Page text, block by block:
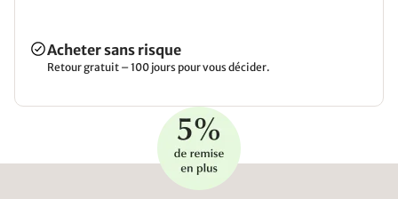
Acheter sans risque
Retour gratuit – 100 jours pour vous décider.